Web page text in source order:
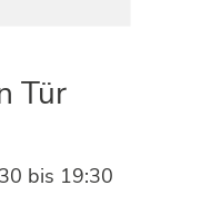
Tür
bis 19:30